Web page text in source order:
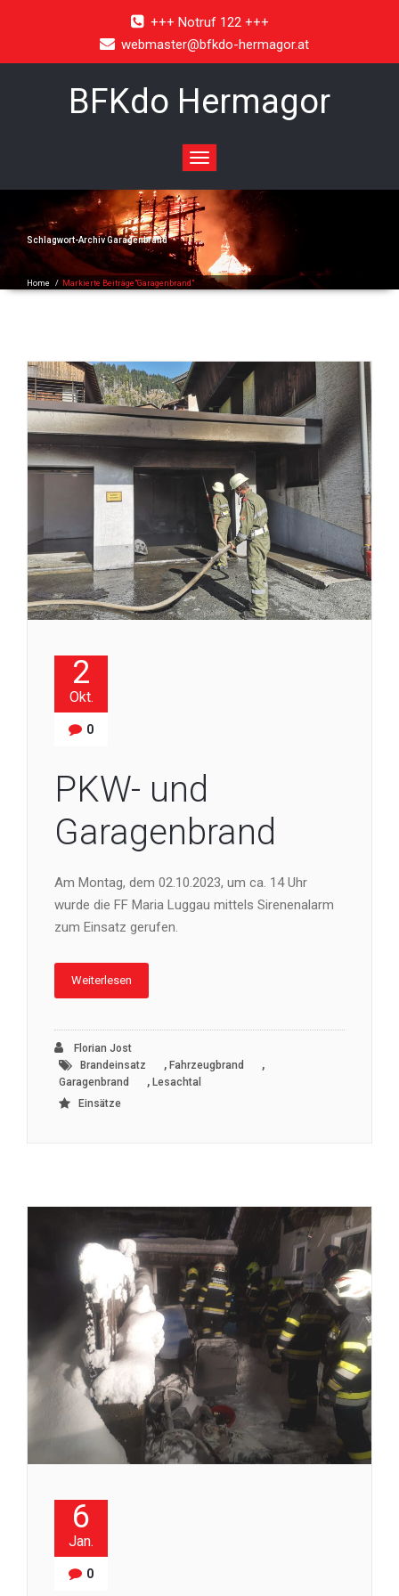
+++ Notruf 122 +++
webmaster@bfkdo-hermagor.at
BFKdo Hermagor
Toggle
navigation
Schlagwort-ArchivGaragenbrand
Home / Markierte Beiträge"Garagenbrand"
2
Okt.
0
PKW- und
Garagenbrand
Am Montag, dem 02.10.2023, um ca. 14 Uhr
wurde die FF Maria Luggau mittels Sirenenalarm
zum Einsatz gerufen.
Weiterlesen
Florian Jost
Brandeinsatz
, Fahrzeugbrand ,
Garagenbrand , Lesachtal
Einsätze
6
Jan.
0